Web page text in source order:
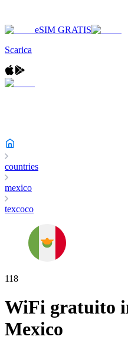
eSIM GRATIS
Scarica
countries
mexico
texcoco
118
WiFi gratuito
Mexico